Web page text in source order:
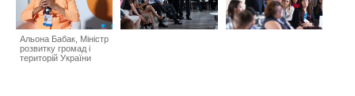
Альона Бабак, Міністр
розвитку громад і
територій України